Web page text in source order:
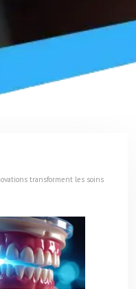
transforment les soins